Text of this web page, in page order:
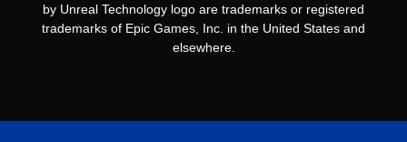
by Unreal Technology logo are trademarks or registered
trademarks of Epic Games, Inc. in the United States and
elsewhere.